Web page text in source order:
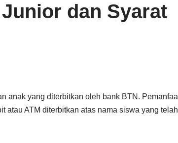
dan Syarat
anak yang diterbitkan oleh bank BTN.
atau ATM diterbitkan atas nama siswa yang